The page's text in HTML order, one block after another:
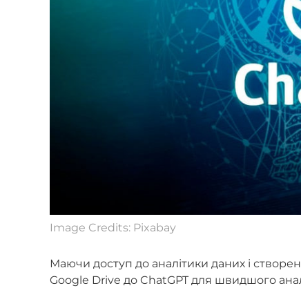
Image Credits: Pixabay
Маючи доступ до аналітики даних і
Google Drive до ChatGPT для швидшого